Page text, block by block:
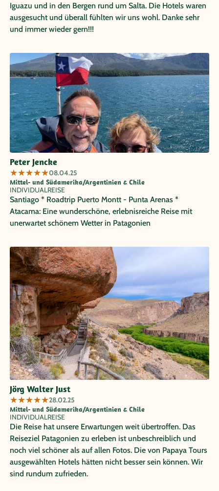
Iguazu und in den Bergen rund um Salta. Die Hotels waren
ausgesucht und überall fühlten wir uns wohl. Danke sehr
und immer wieder gern!!!
Peter Jencke
★★★★★08.04.25
Mittel- und Südamerika/Argentinien & Chile
INDIVIDUALREISE
Santiago * Roadtrip Puerto Montt - Punta Arenas *
Atacama: Eine wunderschöne, erlebnisreiche Reise mit
unerwartet schönem Wetter in Patagonien
Jörg Walter Just
★★★★★28.02.25
Mittel- und Südamerika/Argentinien & Chile
INDIVIDUALREISE
Die Reise hat unsere Erwartungen weit übertroffen. Das
Reiseziel Patagonien zu erleben ist unbeschreiblich und
noch viel schöner als auf allen Fotos. Die von Papaya Tours
ausgewählten Hotels hätten nicht besser sein können. Wir
sind rundum zufrieden.